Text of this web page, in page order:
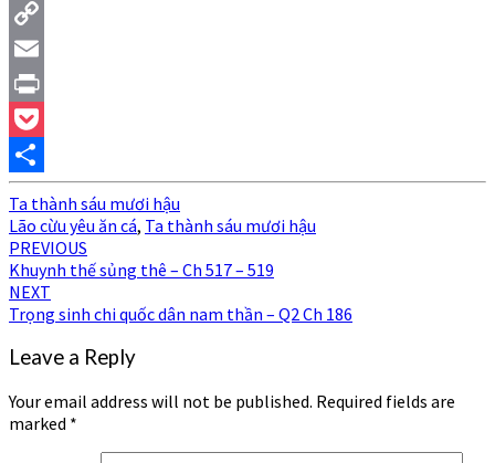
Tumblr
Copy
Link
Email
Print
Pocket
Share
Ta thành sáu mươi hậu
Lão cừu yêu ăn cá, Ta thành sáu mươi hậu
Post
navigation
PREVIOUS
Khuynh thế sủng thê – Ch 517 – 519
NEXT
Trọng sinh chi quốc dân nam thần – Q2 Ch 186
Leave a Reply
Your email address will not be published. Required fields are
marked *